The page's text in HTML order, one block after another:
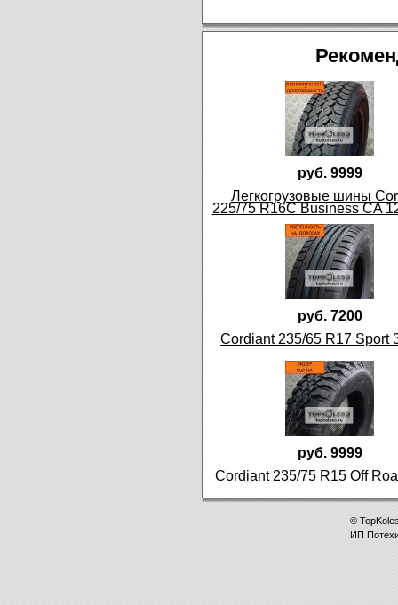
руб. 9999
Легкогрузовые шины
225/75 R16C Business CA
руб. 7200
Cordiant 235/65 R17 Sport
руб. 9999
Cordiant 235/75 R15 Off
©
ИП